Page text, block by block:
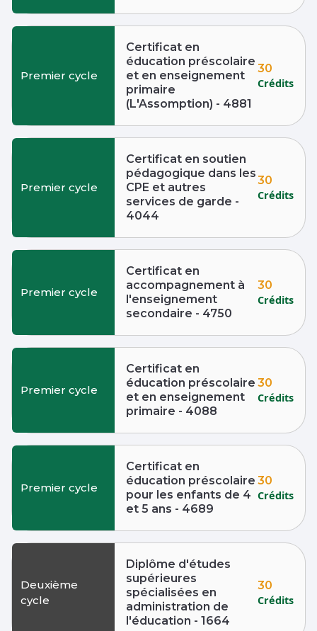
Premier cycle
Certificat en
éducation préscolaire
et en enseignement
primaire
(L'Assomption) - 4881
30
Crédits
Premier cycle
Certificat en soutien
pédagogique dans les
CPE et autres
services de garde -
4044
30
Crédits
Premier cycle
Certificat en
accompagnement à
l'enseignement
secondaire - 4750
30
Crédits
Premier cycle
Certificat en
éducation préscolaire
et en enseignement
primaire - 4088
30
Crédits
Premier cycle
Certificat en
éducation préscolaire
pour les enfants de 4
et 5 ans - 4689
30
Crédits
Deuxième
cycle
Diplôme d'études
supérieures
spécialisées en
administration de
l'éducation - 1664
30
Crédits